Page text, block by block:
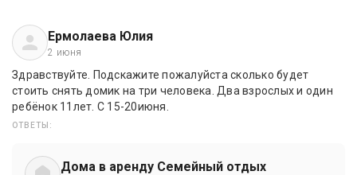
Ермолаева Юлия
2 июня
Здравствуйте. Подскажите пожалуйста сколько будет
стоить снять домик на три человека. Два взрослых и один
ребёнок 11лет. С 15-20июня.
ОТВЕТЫ:
Дома в аренду Семейный отдых